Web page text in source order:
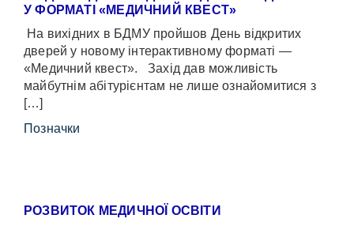
У ФОРМАТІ «МЕДИЧНИЙ КВЕСТ»
На вихідних в БДМУ пройшов День відкритих
дверей у новому інтерактивному форматі —
«Медичний квест». Захід дав можливість
майбутнім абітурієнтам не лише ознайомитися з
[…]
Позначки
РОЗВИТОК МЕДИЧНОЇ ОСВІТИ